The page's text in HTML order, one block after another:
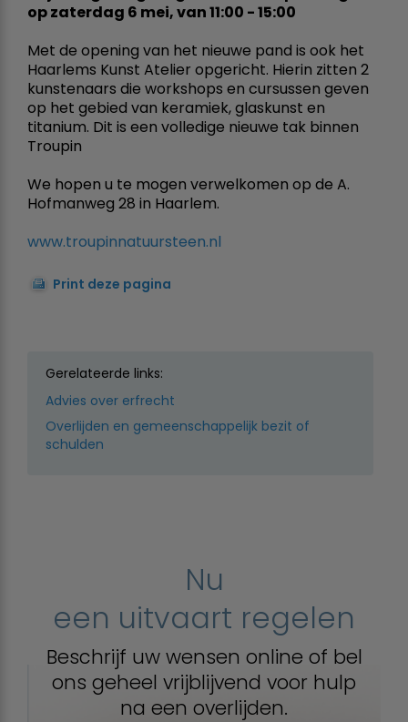
op zaterdag 6 mei, van 11:00 - 15:00
Met de opening van het nieuwe pand is ook het
Haarlems Kunst Atelier opgericht. Hierin zitten 2
kunstenaars die workshops en cursussen geven
op het gebied van keramiek, glaskunst en
titanium. Dit is een volledige nieuwe tak binnen
Troupin
We hopen u te mogen verwelkomen op de A.
Hofmanweg 28 in Haarlem.
www.troupinnatuursteen.nl
Print deze pagina
Gerelateerde links:
Advies over erfrecht
Overlijden en gemeenschappelijk bezit of
schulden
Nu
een uitvaart regelen
Beschrijf uw wensen online of bel
ons geheel vrijblijvend voor hulp
na een overlijden.